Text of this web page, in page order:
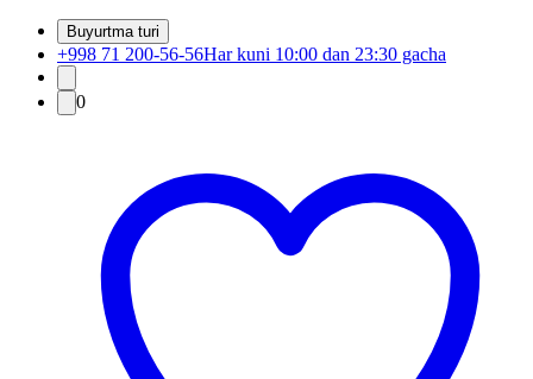
Buyurtma turi
+998 71 200-56-56Har kuni 10:00 dan 23:30 gacha
0